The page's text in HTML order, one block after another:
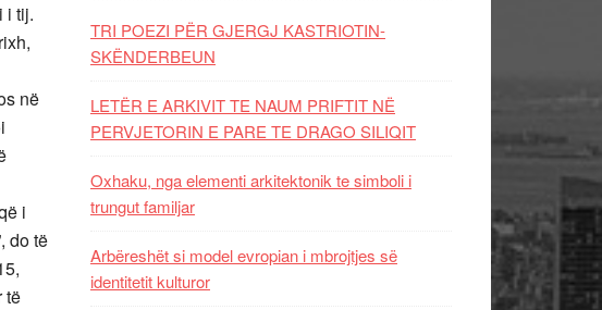
i tij.
në
i
do të
të
TRI POEZI PËR GJERGJ KASTRIOTIN-
SKËNDERBEUN
LETËR E ARKIVIT TE NAUM PRIFTIT NË
PERVJETORIN E PARE TE DRAGO SILIQIT
Oxhaku, nga elementi arkitektonik te simboli i
trungut familjar
Arbëreshët si model evropian i mbrojtjes së
identitetit kulturor